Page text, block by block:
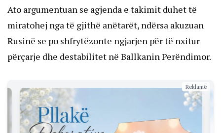
Ato argumentuan se agjenda e takimit duhet të
miratohej nga të gjithë anëtarët, ndërsa akuzuan
Rusinë se po shfrytëzonte ngjarjen për të nxitur
përçarje dhe destabilitet në Ballkanin Perëndimor.
Reklamë